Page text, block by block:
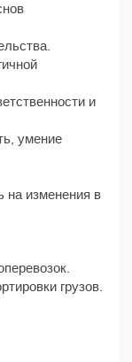
и
умение
на изменения в
грузов.